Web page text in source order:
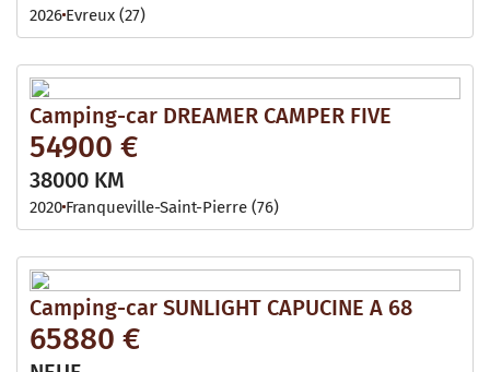
2026 Evreux (27)
Camping-car DREAMER CAMPER FIVE
54900 €
38000 KM
2020 Franqueville-Saint-Pierre (76)
Camping-car SUNLIGHT CAPUCINE A 68
65880 €